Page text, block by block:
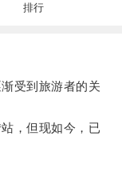
排行
受到旅游者的关
，但现如今，已